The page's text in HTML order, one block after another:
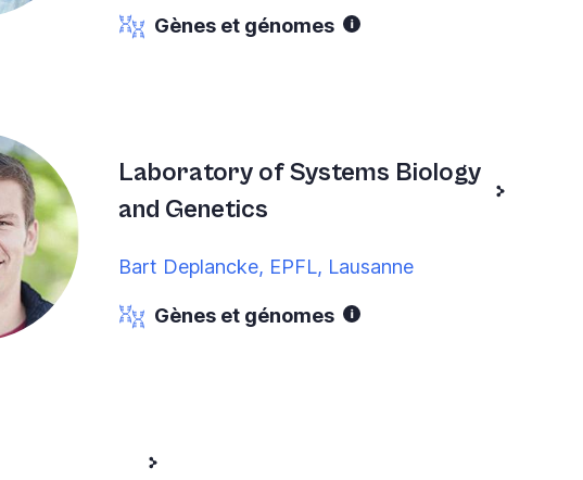
Gènes et génomes
Laboratory of Systems Biology
and Genetics
Bart Deplancke, EPFL, Lausanne
Gènes et génomes